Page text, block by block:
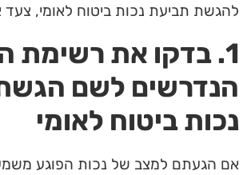
להגשת תביעת נכות ביטוח לאומי,
1. בדקו את רשימת
הנדרשים לשם
נכות ביטוח לאומי
אם הגעתם למצב של נכות הפוגע